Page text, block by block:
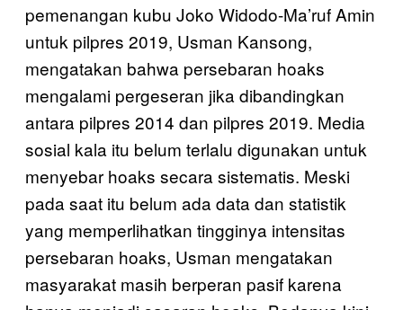
pemenangan kubu Joko Widodo-Ma’ruf Amin
untuk pilpres 2019, Usman Kansong,
mengatakan bahwa persebaran hoaks
mengalami pergeseran jika dibandingkan
antara pilpres 2014 dan pilpres 2019. Media
sosial kala itu belum terlalu digunakan untuk
menyebar hoaks secara sistematis. Meski
pada saat itu belum ada data dan statistik
yang memperlihatkan tingginya intensitas
persebaran hoaks, Usman mengatakan
masyarakat masih berperan pasif karena